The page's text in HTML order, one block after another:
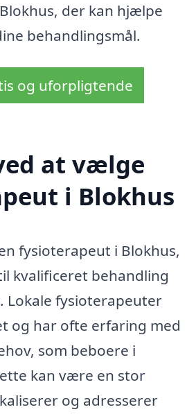
der kan hjælpe
behandlingsmål.
og uforpligtende
at vælge
i Blokhus
fysioterapeut i Blokhus,
kvalificeret behandling
fysioterapeuter
og har ofte erfaring med
som beboere i
kan være en stor
og adresserer